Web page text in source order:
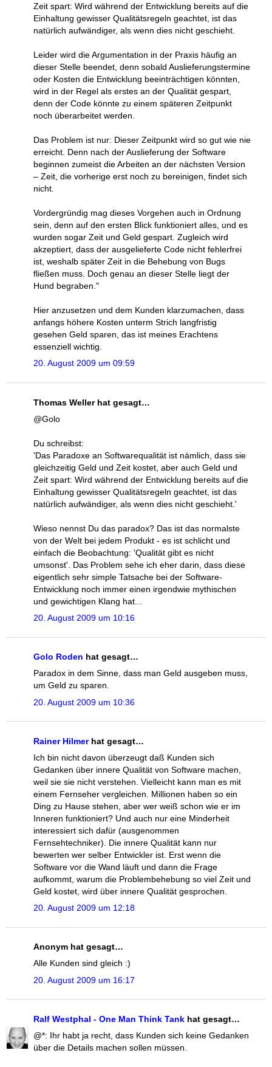
Zeit spart: Wird während der Entwicklung bereits auf die
Einhaltung gewisser Qualitätsregeln geachtet, ist das
natürlich aufwändiger, als wenn dies nicht geschieht.
Leider wird die Argumentation in der Praxis häufig an
dieser Stelle beendet, denn sobald Auslieferungstermine
oder Kosten die Entwicklung beeinträchtigen könnten,
wird in der Regel als erstes an der Qualität gespart,
denn der Code könnte zu einem späteren Zeitpunkt
noch überarbeitet werden.
Das Problem ist nur: Dieser Zeitpunkt wird so gut wie nie
erreicht. Denn nach der Auslieferung der Software
beginnen zumeist die Arbeiten an der nächsten Version
– Zeit, die vorherige erst noch zu bereinigen, findet sich
nicht.
Vordergründig mag dieses Vorgehen auch in Ordnung
sein, denn auf den ersten Blick funktioniert alles, und es
wurden sogar Zeit und Geld gespart. Zugleich wird
akzeptiert, dass der ausgelieferte Code nicht fehlerfrei
ist, weshalb später Zeit in die Behebung von Bugs
fließen muss. Doch genau an dieser Stelle liegt der
Hund begraben."
Hier anzusetzen und dem Kunden klarzumachen, dass
anfangs höhere Kosten unterm Strich langfristig
gesehen Geld sparen, das ist meines Erachtens
essenziell wichtig.
20. August 2009 um 09:59
Thomas Weller hat gesagt…
@Golo
Du schreibst:
'Das Paradoxe an Softwarequalität ist nämlich, dass sie
gleichzeitig Geld und Zeit kostet, aber auch Geld und
Zeit spart: Wird während der Entwicklung bereits auf die
Einhaltung gewisser Qualitätsregeln geachtet, ist das
natürlich aufwändiger, als wenn dies nicht geschieht.'
Wieso nennst Du das paradox? Das ist das normalste
von der Welt bei jedem Produkt - es ist schlicht und
einfach die Beobachtung: 'Qualität gibt es nicht
umsonst'. Das Problem sehe ich eher darin, dass diese
eigentlich sehr simple Tatsache bei der Software-
Entwicklung noch immer einen irgendwie mythischen
und gewichtigen Klang hat...
20. August 2009 um 10:16
Golo Roden hat gesagt…
Paradox in dem Sinne, dass man Geld ausgeben muss,
um Geld zu sparen.
20. August 2009 um 10:36
Rainer Hilmerhat gesagt…
Ich bin nicht davon überzeugt daß Kunden sich
Gedanken über innere Qualität von Software machen,
weil sie sie nicht verstehen. Vielleicht kann man es mit
einem Fernseher vergleichen. Millionen haben so ein
Ding zu Hause stehen, aber wer weiß schon wie er im
Inneren funktioniert? Und auch nur eine Minderheit
interessiert sich dafür (ausgenommen
Fernsehtechniker). Die innere Qualität kann nur
bewerten wer selber Entwickler ist. Erst wenn die
Software vor die Wand läuft und dann die Frage
aufkommt, warum die Problembehebung so viel Zeit und
Geld kostet, wird über innere Qualität gesprochen.
20. August 2009 um 12:18
Anonym hat gesagt…
Alle Kunden sind gleich :)
20. August 2009 um 16:17
Ralf Westphal - One Man Think Tank hat gesagt…
@*: Ihr habt ja recht, dass Kunden sich keine Gedanken
über die Details machen sollen müssen.